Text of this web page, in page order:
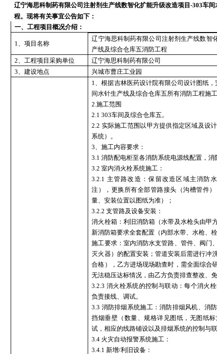
辽宁海思科制药有限公司注射剂生产线数智化扩能升级改造项目-303车
程。现将有关事宜公告如下：
一、工程项目概况介绍：
1、项目名称
辽宁海思科制药有限公司注射剂生产线数智
产线及综合仓库五消防工程
2、工程项目采购单位
辽宁海思科制药有限公司
3、建设地点
兴城市曹庄工业园
1、根据吉林医药设计院有限公司设计图纸
间水针生产线及综合仓库五所有消防工程施
2.施工范围
2.1 303车间及综合仓库五。
2.2 实际施工范围以甲方提供指定区域及设
系统）。
3、施工内容要求：
3.1 消防配电柜至各消防系统电源线配置，
3.2 室内消火栓系统施工：
3.2.1 主管路改造：保留改造区域主消防
注），更换所有全部管路接头（沟槽管件
量、安装位置以图纸为准）；
3.2.2 支管路及设备安装：
消火栓箱：利旧消防箱（水带及水枪头由甲
新消防箱要求全套配置（内部水带、水枪、
施工要求：室内消防水支管路、管件、阀门
灭火器）的配置安装；管道安装后需进行冲
合格），乙方进场现场勘查时，需全面综合
无法稳压达标情况，由乙方负责排查整改、
3.2.3 消火栓系统的控制与联动：每个消火
负责接线、调试。
3.3 消防排烟系统施工：消防排烟风机、消
挡烟垂壁（数量、规格详见图纸，无图纸
试，相应的线路铺设以及排烟系统的控制与
3.4 火灾自动报警系统施工：
3.4.1 新增/利旧设备：